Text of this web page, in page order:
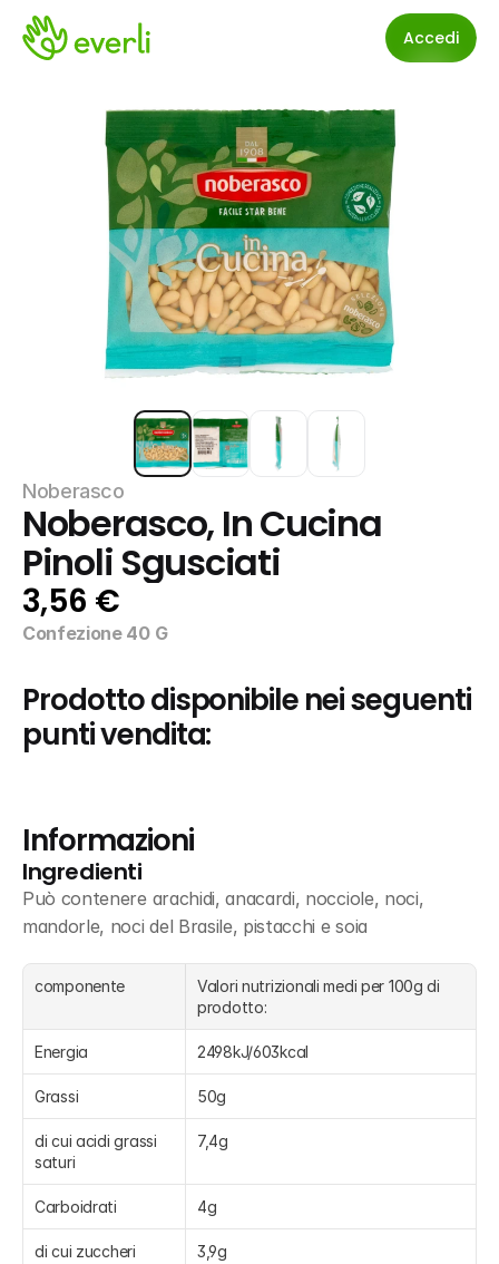
Accedi
Noberasco
Noberasco, In Cucina
Pinoli Sgusciati
3,56 €
Confezione 40 G
Prodotto disponibile nei seguenti
punti vendita:
Informazioni
Ingredienti
Può contenere arachidi, anacardi, nocciole, noci,
mandorle, noci del Brasile, pistacchi e soia
componente
Valori nutrizionali medi per 100g di
prodotto:
Energia 2498kJ/603kcal
Grassi 50g
di cui acidi grassi
saturi
7,4g
Carboidrati 4g
di cui zuccheri 3,9g